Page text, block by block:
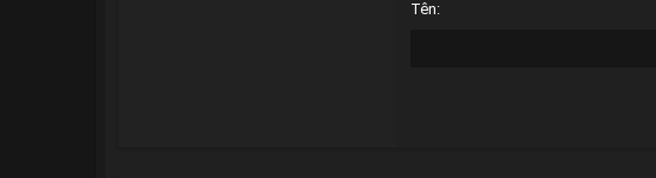
Tên